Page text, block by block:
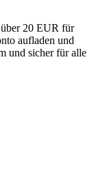
20 EUR für
aufladen und
und sicher für alle